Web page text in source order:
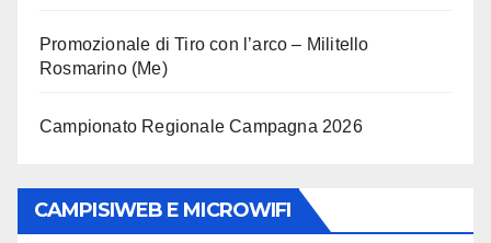
Promozionale di Tiro con l’arco – Militello
Rosmarino (Me)
Campionato Regionale Campagna 2026
CAMPISIWEB E MICROWIFI